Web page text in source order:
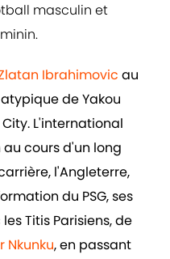
masculin et
Ibrahimovic au
de Yakou
L'international
cours d'un long
l'Angleterre,
du PSG, ses
Titis Parisiens, de
Nkunku, en passant